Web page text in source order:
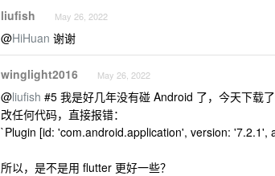
liufish May 26, 2022
@HiHuan 谢谢
winglight2016 May 26, 2022
@liufish #5 我是好几年没有碰 Android 了，今天下载
改任何代码，直接报错：
`Plugin [id: 'com.android.application', version:
所以，是不是用 flutter 更好一些？